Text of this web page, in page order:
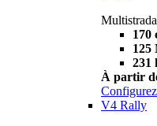
170
125
231
À partir
V4 Rally